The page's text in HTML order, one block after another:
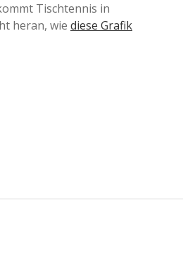
Tischtennis in
heran, wie diese Grafik